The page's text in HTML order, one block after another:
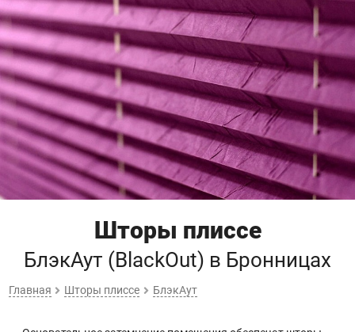
Шторы плиссе
БлэкАут (BlackOut) в Бронницах
Главная Шторы плиссе БлэкАут